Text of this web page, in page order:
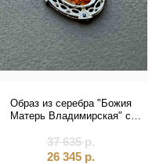
Образ из серебра "Божия
Матерь Владимирская" с
37 635р.
26 345 р.